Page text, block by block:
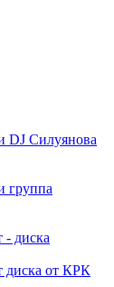
DJ Силуянова
группа
- диска
диска от КРК